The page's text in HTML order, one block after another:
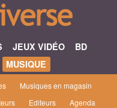
JEUX VIDÉO
BD
MUSIQUE
Musiques en magasin
Editeurs Agenda